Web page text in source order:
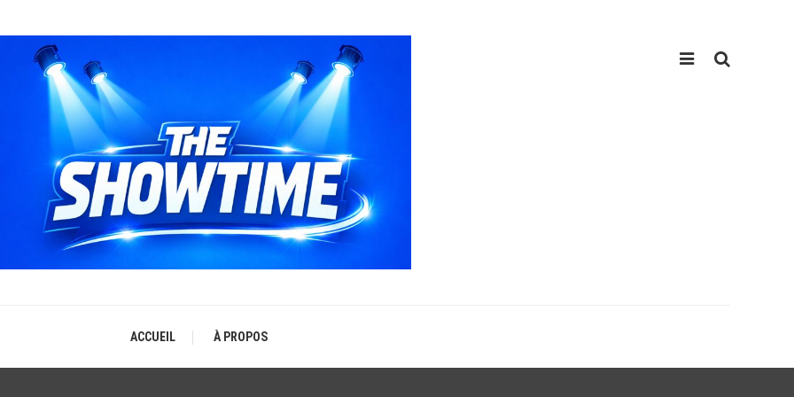
THE SHOWTIME
ACCUEIL À PROPOS